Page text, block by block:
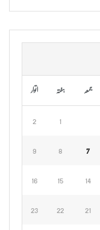
جمعہ ہفتہ اتوار
1
2
7
8
9
14
15
16
21
22
23